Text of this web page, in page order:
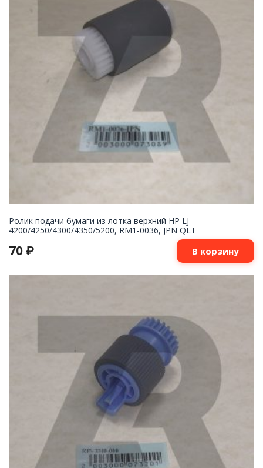
Ролик подачи бумаги из лотка верхний HP LJ
4200/4250/4300/4350/5200, RM1-0036, JPN QLT
70 ₽ В корзину